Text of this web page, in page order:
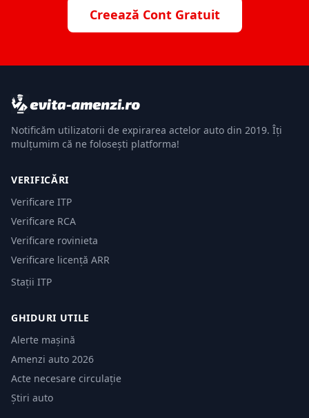
Creează Cont Gratuit
Notificăm utilizatorii de expirarea actelor auto din 2019. Îți
mulțumim că ne folosești platforma!
VERIFICĂRI
Verificare ITP
Verificare RCA
Verificare rovinieta
Verificare licență ARR
Stații ITP
GHIDURI UTILE
Alerte mașină
Amenzi auto 2026
Acte necesare circulație
Știri auto